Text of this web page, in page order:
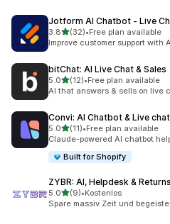
Jotform AI Chatbot ‑ Live
3.8별 5개 중
(32)
총 리뷰 32개
•Free plan available
Improve customer support with
bitChat: AI Live Chat & Sales
5.0별 5개 중
(12)
총 리뷰 12개
•Free plan available
AI that answers & sells on live
Convi: AI Chatbot & Live chat
5.0별 5개 중
(11)
총 리뷰 11개
•Free plan available
Claude-powered AI chatbot
Built for Shopify
ZYBR: AI, Helpdesk & Returns
5.0별 5개 중
(9)
총 리뷰 9개
•Kostenlos
Spare massiv Zeit und